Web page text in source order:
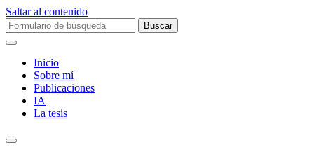
Saltar al contenido
Buscar:
Inicio
Sobre mí­
Publicaciones
IA
La tesis
Alternar